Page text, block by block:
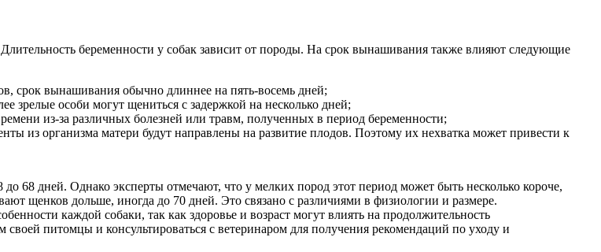
беременности у собак зависит от породы. На срок вынашивания также влияют следующие
срок вынашивания обычно длиннее на пять-восемь дней;
зрелые особи могут щениться с задержкой на несколько дней;
из-за различных болезней или травм, полученных в период беременности;
из организма матери будут направлены на развитие плодов. Поэтому их нехватка может привести к
68 дней. Однако эксперты отмечают, что у мелких пород этот период может быть несколько короче,
щенков дольше, иногда до 70 дней. Это связано с различиями в физиологии и размере.
каждой собаки, так как здоровье и возраст могут влиять на продолжительность
питомцы и консультироваться с ветеринаром для получения рекомендаций по уходу и